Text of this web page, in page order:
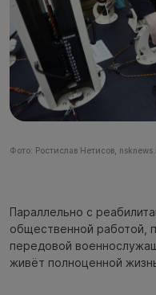
Фото: Ростислав Нетисов,
Параллельно с
общественной работой,
передовой
живёт полноценной